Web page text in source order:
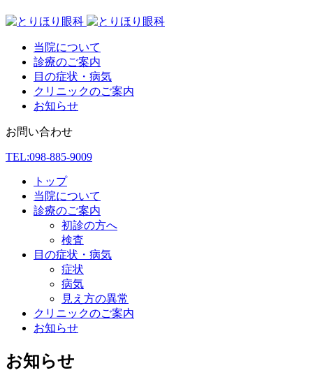
当院について
診療のご案内
目の症状・病気
クリニックのご案内
お知らせ
お問い合わせ
TEL:098-885-9009
トップ
当院について
診療のご案内
初診の方へ
検査
目の症状・病気
症状
病気
見え方の異常
クリニックのご案内
お知らせ
お知らせ